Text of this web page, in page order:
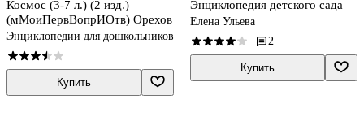
Космос (3-7 л.) (2 изд.)
(мМоиПервВопрИОтв) Орехов
Энциклопедии для дошкольников
Купить
Энциклопедия детского сада
Елена Ульева
· 2
Купить